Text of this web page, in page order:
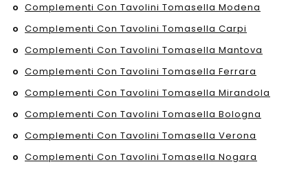
Complementi Con Tavolini Tomasella Modena
Complementi Con Tavolini Tomasella Carpi
Complementi Con Tavolini Tomasella Mantova
Complementi Con Tavolini Tomasella Ferrara
Complementi Con Tavolini Tomasella Mirandola
Complementi Con Tavolini Tomasella Bologna
Complementi Con Tavolini Tomasella Verona
Complementi Con Tavolini Tomasella Nogara